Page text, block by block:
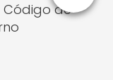
Código de